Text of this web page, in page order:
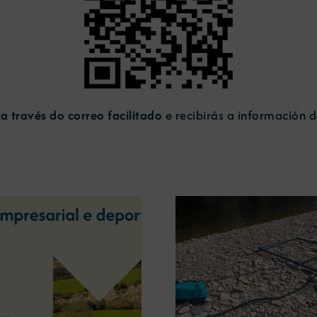
través do correo facilitado e recibirás a información
presentan as últimas
innovacións en restauración
ambiental para a minaría
A COMG
Ourense a
‘Tesouros